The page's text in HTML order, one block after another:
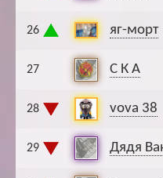
26 яг-морт
27 С К А
28 vova 38
29 Дядя